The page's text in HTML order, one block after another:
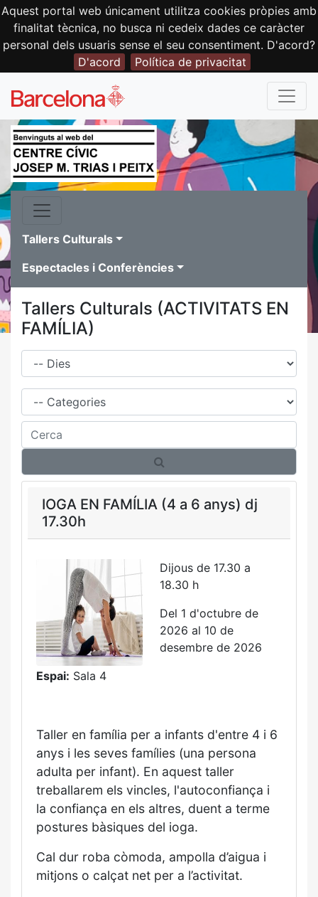
Aquest portal web únicament utilitza cookies pròpies amb
finalitat tècnica, no busca ni cedeix dades ce caràcter
personal dels usuaris sense el seu consentiment. D'acord?
D'acord
Política de privacitat
Tallers Culturals
Espectacles i Conferències
Tallers Culturals (ACTIVITATS EN
FAMÍLIA)
Dies
Família
Cerca
IOGA EN FAMÍLIA (4 a 6 anys) dj
17.30h
Dijous de 17.30 a
18.30 h
Del 1 d'octubre de
2026 al 10 de
desembre de 2026
Espai: Sala 4
Taller en família per a infants d'entre 4 i 6
anys i les seves famílies (una persona
adulta per infant). En aquest taller
treballarem els vincles, l'autoconfiança i
la confiança en els altres, duent a terme
postures bàsiques del ioga.
Cal dur roba còmoda, ampolla d’aigua i
mitjons o calçat net per a l’activitat.